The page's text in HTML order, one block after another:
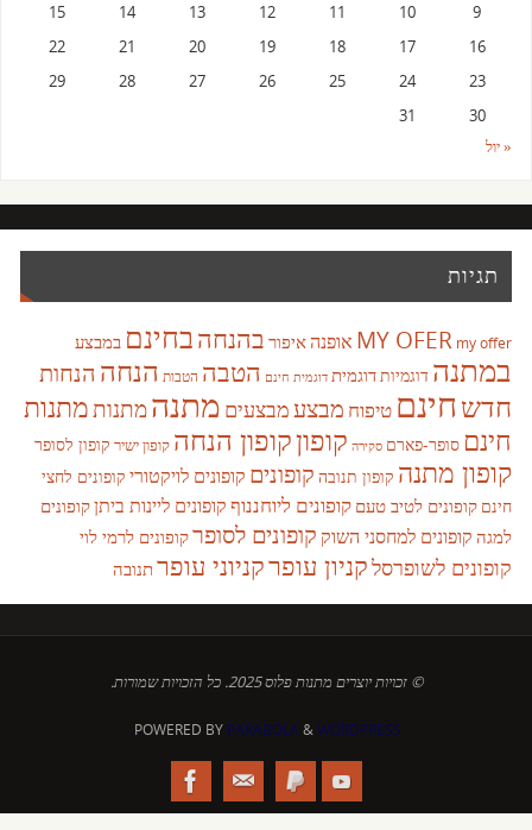
9
10
11
12
13
14
15
16
17
18
19
20
21
22
23
24
25
26
27
28
29
30
31
« יול
תגיות
MY OFER my offer אופנהאיפור בהנחהבחינם במבצע
במתנה דוגמיותדוגמית דוגמית חינם הטבה הטבות הנחה הנחות
חדשחינם טיפוח מבצעמבצעים מתנהמתנותמתנות
חינם סופר-פארם סקירה קופוןקופון הנחה קופון ישיר קופון לסופר
קופון מתנה קופון תנובה קופונים קופונים לויקטורי קופונים לחצי
חינם קופונים לטיב טעם קופונים ליוחננוףקופונים ליינות ביתןקופונים
למגה קופונים למחסני השוק קופונים לסופרקופונים לרמי לוי
קופונים לשופרסלקניון עופרקניוני עופרתנובה
© זכויות יוצרים מתנות פלוס 2025. כל הזכויות שמורות.
POWERED BY PARABOLA&WORDPRESS.